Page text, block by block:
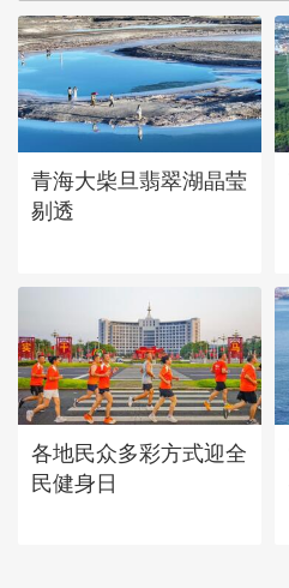
青海大柴旦翡翠湖晶莹
剔透
各地民众多彩方式迎全
民健身日